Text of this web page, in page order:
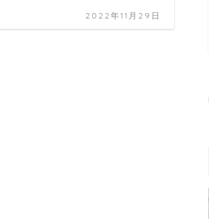
2022年11月29日